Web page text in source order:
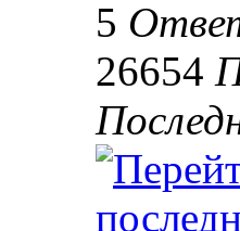
5
26654